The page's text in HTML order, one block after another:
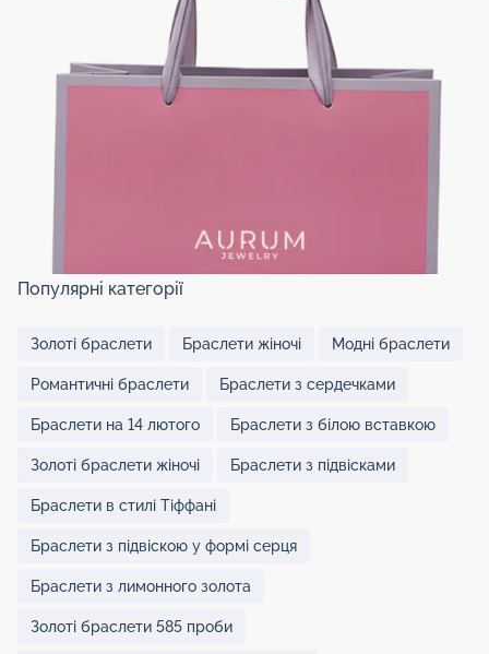
Популярні категорії
Золоті браслети Браслети жіночі Модні браслети
Романтичні браслети Браслети з сердечками
Браслети на 14 лютого Браслети з білою вставкою
Золоті браслети жіночі Браслети з підвісками
Браслети в стилі Тіффані
Браслети з підвіскою у формі серця
Браслети з лимонного золота
Золоті браслети 585 проби